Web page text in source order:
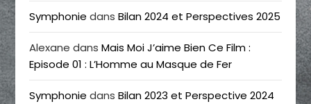
Symphonie dansBilan 2024 et Perspectives 2025
Alexane dansMais Moi J’aime Bien Ce Film :
Episode 01 : L’Homme au Masque de Fer
Symphonie dansBilan 2023 et Perspective 2024